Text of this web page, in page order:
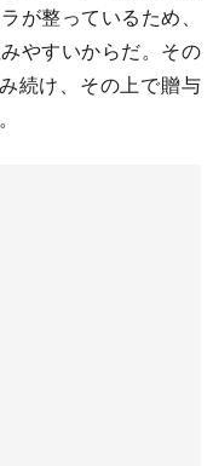
が整っているため、
やすいからだ。その
続け、その上で贈与